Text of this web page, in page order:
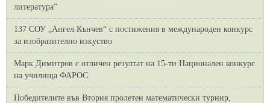
литература”
137 СОУ „Ангел Кънчев“ с постижения в международен конкурс
за изобразително изкуство
Марк Димитров с отличен резултат на 15-ти Национален конкурс
на училища ФАРОС
Победителите във Втория пролетен математически турнир,